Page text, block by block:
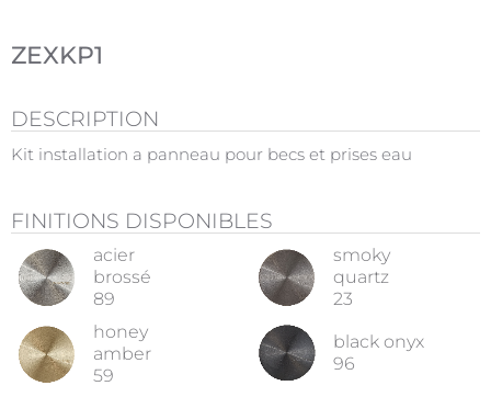
ZEXKP1
DESCRIPTION
Kit installation a panneau pour becs et prises eau
FINITIONS DISPONIBLES
acier
brossé
89
smoky
quartz
23
honey
amber
59
black onyx
96